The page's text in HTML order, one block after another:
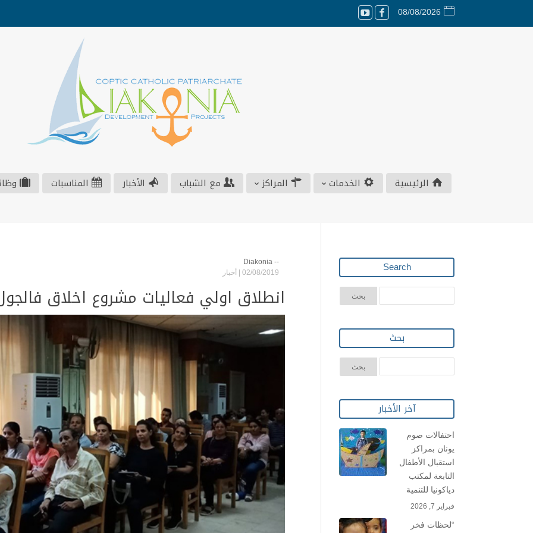
08/08/2026
الرئيسية الخدمات المراكز مع الشباب الأخبار المناسبات
--
Diakonia
02/08/2019 |
أخبار
انطلاق اولي فعاليات مشروع اخلاق
Search
بحث
آخر الأخبار
احتفالات صوم
يونان بمراكز
استقبال الأطفال
التابعة لمكتب
دياكونيا للتنمية
فبراير 7, 2026
“لحظات فخر